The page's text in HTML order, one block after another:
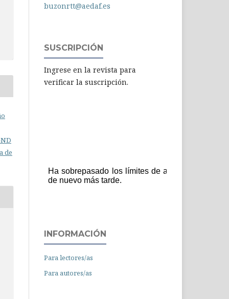
de
buzonrtt@aedaf.es
SUSCRIPCIÓN
Ingrese en la revista para
verificar la suscripción.
INFORMACIÓN
Para lectores/as
Para autores/as